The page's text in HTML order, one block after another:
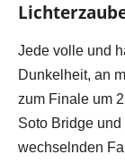
Jede volle und
Dunkelheit, an
zum Finale um
Soto Bridge
wechselnden